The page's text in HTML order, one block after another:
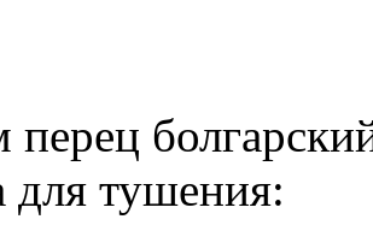
перец
для тушения: